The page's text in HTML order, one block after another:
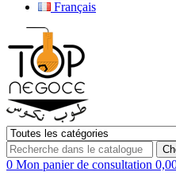
Français
0 Mon panier de consultation